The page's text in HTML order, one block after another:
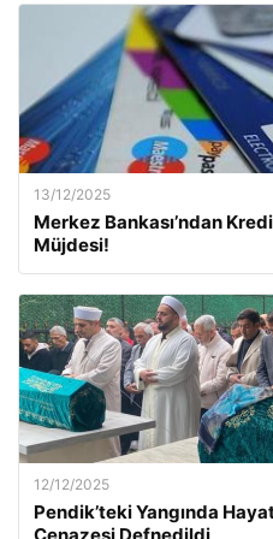
13/12/2025
Merkez Bankası’ndan
Müjdesi!
12/12/2025
Pendik’teki Yangında